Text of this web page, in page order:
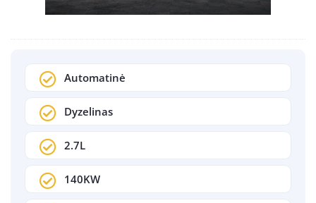
Automatinė
Dyzelinas
2.7L
140KW